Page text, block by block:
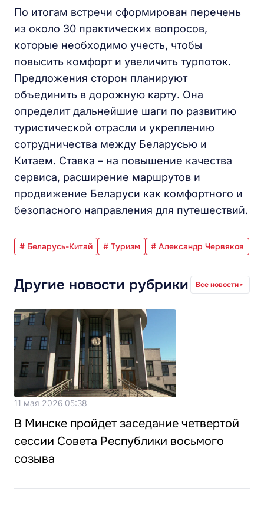
По итогам встречи сформирован перечень
из около 30 практических вопросов,
которые необходимо учесть, чтобы
повысить комфорт и увеличить турпоток.
Предложения сторон планируют
объединить в дорожную карту. Она
определит дальнейшие шаги по развитию
туристической отрасли и укреплению
сотрудничества между Беларусью и
Китаем. Ставка – на повышение качества
сервиса, расширение маршрутов и
продвижение Беларуси как комфортного и
безопасного направления для путешествий.
# Беларусь-Китай # Туризм # Александр Червяков
Другие новости рубрики Все новости
11 мая 2026 05:38
В Минске пройдет заседание четвертой
сессии Совета Республики восьмого
созыва